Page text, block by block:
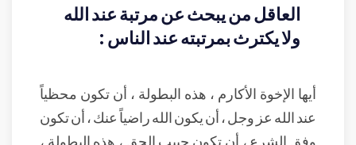
العاقل من يبحث عن مرتبة عند الله
ولا يكترث بمرتبته عند الناس :
أيها الإخوة الأكارم ، هذه البطولة ، أن تكون محظياً
عند الله عز وجل ، أن يكون الله راضياً عنك ، أن تكون
وفق الشرع ، أن تكون حبيب الحق ، هذه البطولة ،